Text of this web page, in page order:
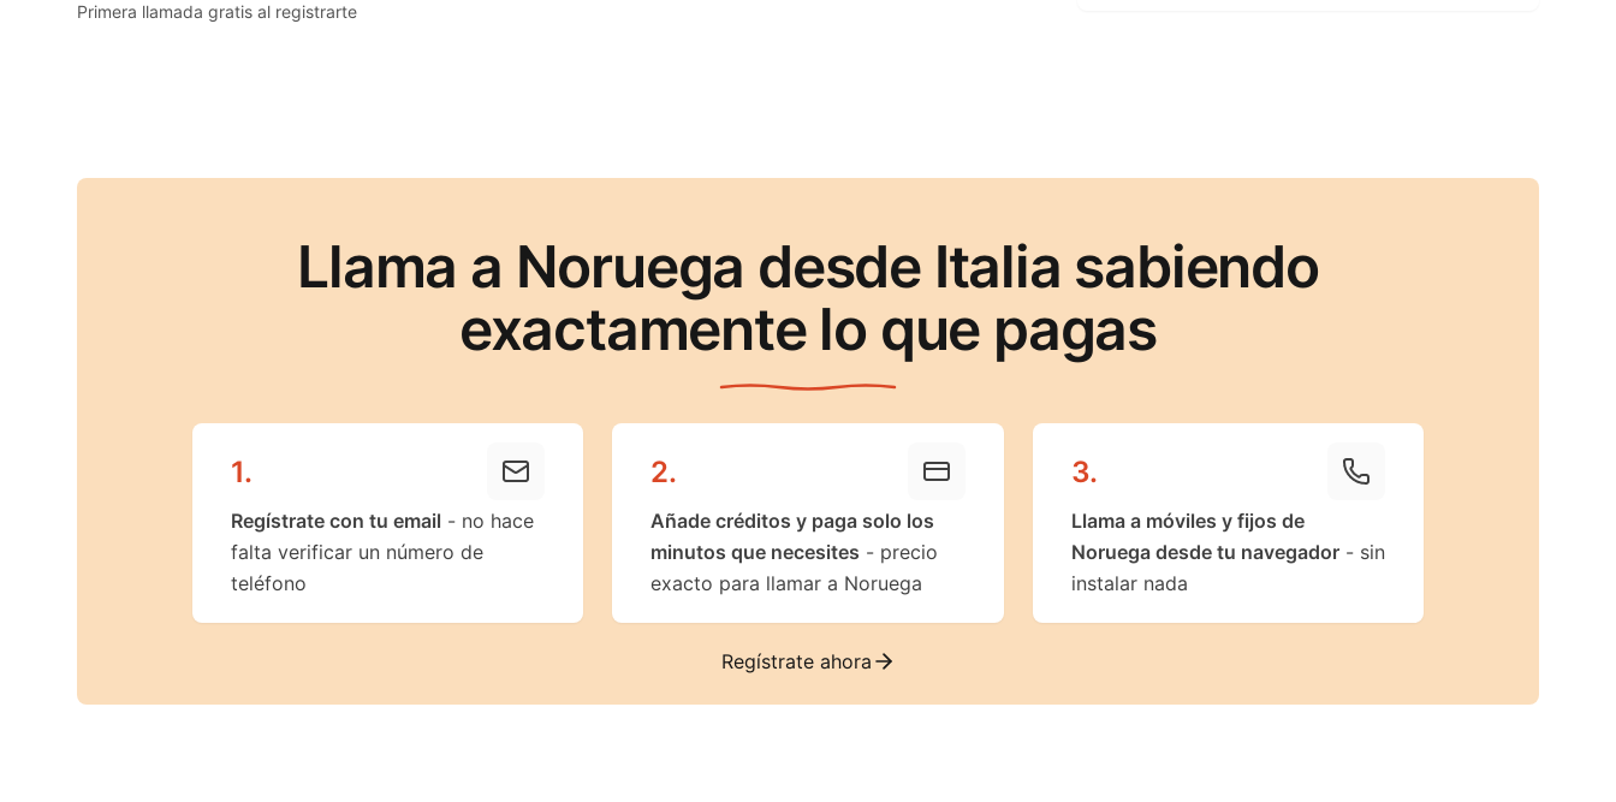
Primera llamada gratis al registrarte
Llama a Noruega desde Italia sabiendo
exactamente lo que pagas
1.
Regístrate con tu email - no hace
falta verificar un número de
teléfono
2.
Añade créditos y paga solo los
minutos que necesites - precio
exacto para llamar a Noruega
3.
Llama a móviles y fijos de
Noruega desde tu navegador- sin
instalar nada
Regístrate ahora